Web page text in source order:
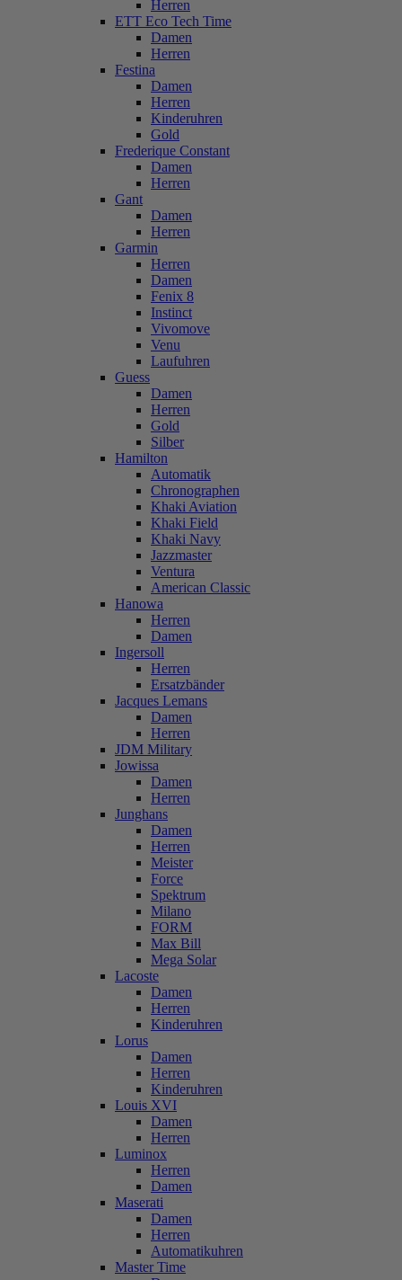
Herren
ETT Eco Tech Time
Damen
Herren
Festina
Damen
Herren
Kinderuhren
Gold
Frederique Constant
Damen
Herren
Gant
Damen
Herren
Garmin
Herren
Damen
Fenix 8
Instinct
Vivomove
Venu
Laufuhren
Guess
Damen
Herren
Gold
Silber
Hamilton
Automatik
Chronographen
Khaki Aviation
Khaki Field
Khaki Navy
Jazzmaster
Ventura
American Classic
Hanowa
Herren
Damen
Ingersoll
Herren
Ersatzbänder
Jacques Lemans
Damen
Herren
JDM Military
Jowissa
Damen
Herren
Junghans
Damen
Herren
Meister
Force
Spektrum
Milano
FORM
Max Bill
Mega Solar
Lacoste
Damen
Herren
Kinderuhren
Lorus
Damen
Herren
Kinderuhren
Louis XVI
Damen
Herren
Luminox
Herren
Damen
Maserati
Damen
Herren
Automatikuhren
Master Time